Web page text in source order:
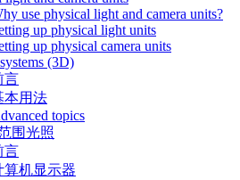
use physical light and camera units?
up physical light units
up physical camera units
(3D)
言
本用法
topics
围光照
言
算机显示器